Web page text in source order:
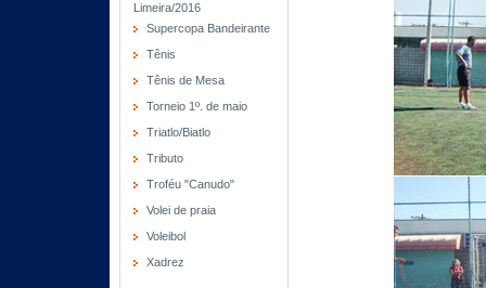
Limeira/2016
Supercopa Bandeirante
Tênis
Tênis de Mesa
Torneio 1º. de maio
Triatlo/Biatlo
Tributo
Troféu "Canudo"
Volei de praia
Voleibol
Xadrez